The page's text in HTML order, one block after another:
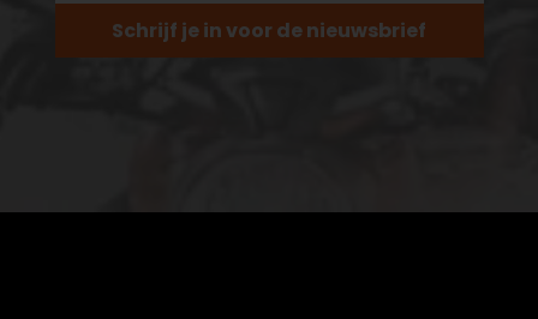
Schrijf je in voor de nieuwsbrief